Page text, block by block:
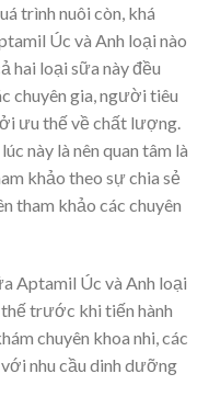
trình nuôi còn, khá
Úc và Anh loại nào
hai loại sữa này đều
chuyên gia, người tiêu
ưu thế về chất lượng.
này là nên quan tâm là
khảo theo sự chia sẻ
tham khảo các chuyên
Aptamil Úc và Anh loại
trước khi tiến hành
chuyên khoa nhi, các
nhu cầu dinh dưỡng